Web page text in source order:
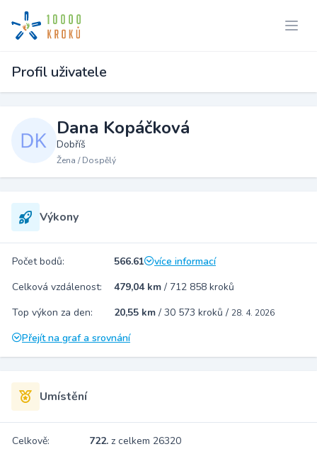
Profil uživatele
Dana Kopáčková
Dobříš
Žena / Dospělý
Výkony
Počet bodů: 566.61
více informací
Celková vzdálenost:
479,04 km / 712 858 kroků
Top výkon za den:
20,55 km / 30 573 kroků / 28. 4. 2026
Přejít na graf a srovnání
Umístění
Celkově: 722. z celkem 26320